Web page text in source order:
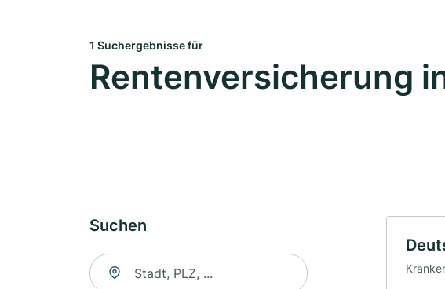
1 Suchergebnisse für
Rentenversicherung
Suchen
Suche nach Ort